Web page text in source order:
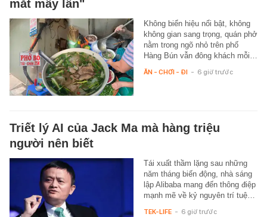
mắt mấy lần"
Không biển hiệu nổi bật, không
không gian sang trọng, quán phở
nằm trong ngõ nhỏ trên phố
Hàng Bún vẫn đông khách mỗi…
ĂN - CHƠI - ĐI - 6 giờ trước
Triết lý AI của Jack Ma mà hàng triệu
người nên biết
Tái xuất thầm lặng sau những
năm tháng biến động, nhà sáng
lập Alibaba mang đến thông điệp
mạnh mẽ về kỷ nguyên trí tuệ…
TEK-LIFE - 6 giờ trước